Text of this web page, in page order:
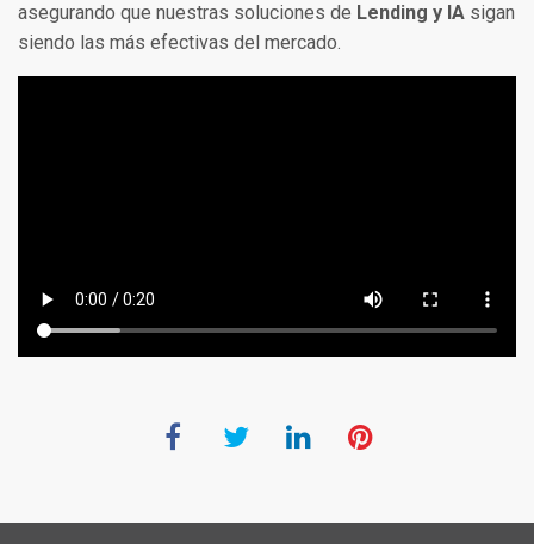
asegurando que nuestras soluciones de Lending y IA sigan
siendo las más efectivas del mercado.